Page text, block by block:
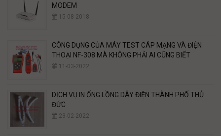
MODEM
15-08-2018
CÔNG DỤNG CỦA MÁY TEST CÁP MẠNG VÀ ĐIỆN
THOẠI NF-308 MÀ KHÔNG PHẢI AI CŨNG BIẾT
11-03-2022
DỊCH VỤ IN ỐNG LỒNG DÂY ĐIỆN THÀNH PHỐ THỦ
ĐỨC
23-02-2022